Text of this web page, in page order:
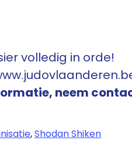
volledig in orde!
neem
,Shodan Shiken